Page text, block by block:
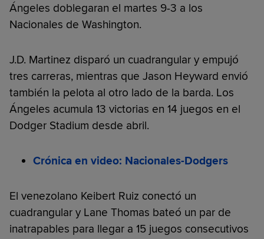
Ángeles doblegaran el martes 9-3 a los
Nacionales de Washington.
J.D. Martinez disparó un cuadrangular y empujó
tres carreras, mientras que Jason Heyward envió
también la pelota al otro lado de la barda. Los
Ángeles acumula 13 victorias en 14 juegos en el
Dodger Stadium desde abril.
Crónica en video: Nacionales-Dodgers
El venezolano Keibert Ruiz conectó un
cuadrangular y Lane Thomas bateó un par de
inatrapables para llegar a 15 juegos consecutivos